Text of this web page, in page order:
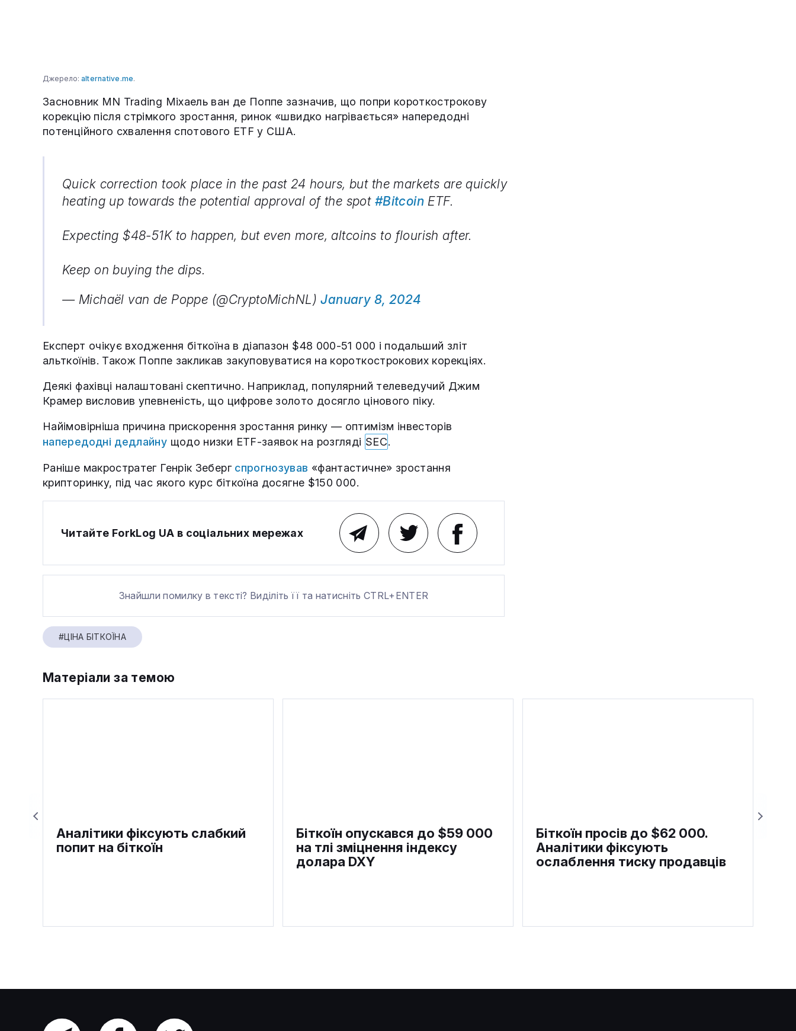
Джерело: alternative.me.
Засновник MN Trading Міхаель ван де Поппе зазначив, що попри короткострокову
корекцію після стрімкого зростання, ринок «швидко нагрівається» напередодні
потенційного схвалення спотового ETF у США.
Quick correction took place in the past 24 hours, but the markets are quickly
heating up towards the potential approval of the spot #Bitcoin ETF.
Expecting $48-51K to happen, but even more, altcoins to flourish after.
Keep on buying the dips.
— Michaël van de Poppe (@CryptoMichNL)January 8, 2024
Експерт очікує входження біткоїна в діапазон $48 000-51 000 і подальший зліт
альткоїнів. Також Поппе закликав закуповуватися на короткострокових корекціях.
Деякі фахівці налаштовані скептично. Наприклад, популярний телеведучий Джим
Крамер висловив упевненість, що цифрове золото досягло цінового піку.
Найімовірніша причина прискорення зростання ринку — оптимізм інвесторів
напередодні дедлайну щодо низки ETF-заявок на розгляді SEC.
Раніше макростратег Генрік Зеберг спрогнозував «фантастичне» зростання
крипторинку, під час якого курс біткоїна досягне $150 000.
Читайте ForkLog UA в соціальних мережах
Знайшли помилку в тексті? Виділіть її та натисніть CTRL+ENTER
#ЦІНА БІТКОЇНА
Матеріали за темою
Аналітики фіксують слабкий
попит на біткоїн
Біткоїн опускався до $59 000
на тлі зміцнення індексу
долара DXY
Біткоїн просів до $62 000.
Аналітики фіксують
ослаблення тиску продавців